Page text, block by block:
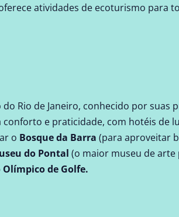
atividades de ecoturismo para
Rio de Janeiro, conhecido por suas
e praticidade, com hotéis de
o Bosque da Barra (para aproveitar
do Pontal (o maior museu de
Olímpico de Golfe.